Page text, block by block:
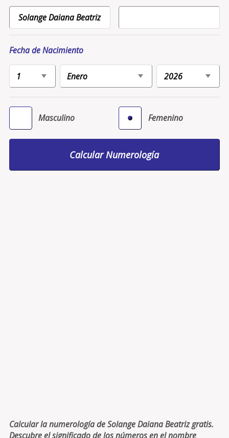
Fecha de Nacimiento
Masculino Femenino
Calcular la numerología de Solange Daiana Beatriz gratis.
Descubre el significado de los números en el nombre